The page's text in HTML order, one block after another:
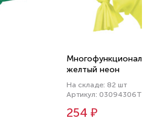
желтый неон
На складе: 82 шт
Артикул:
254 ₽